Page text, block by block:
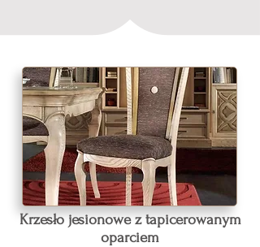
Krzesło jesionowe z tapicerowanym
oparciem